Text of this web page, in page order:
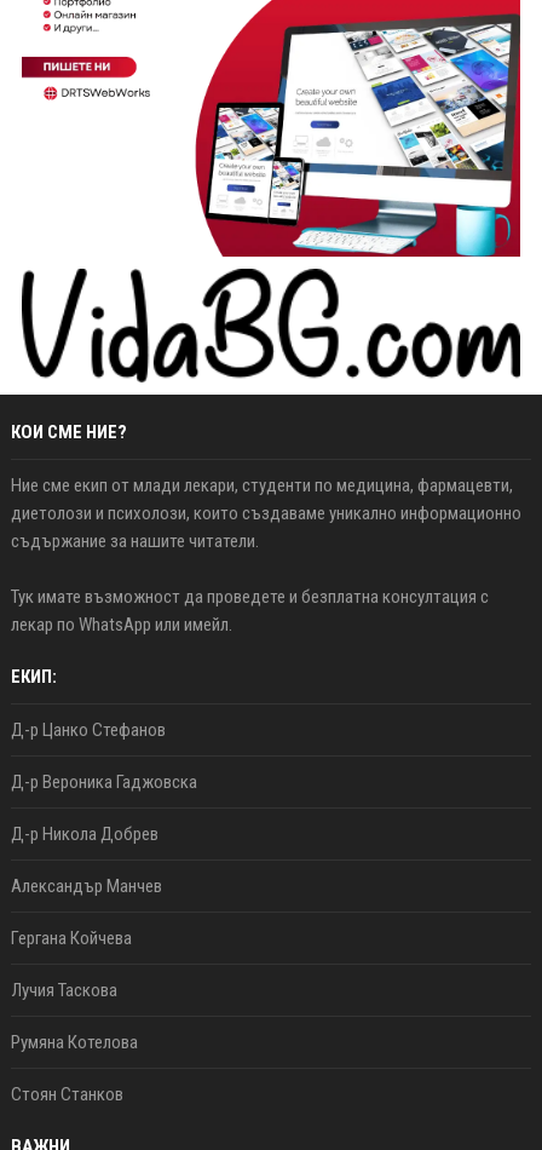
КОИ СМЕ НИЕ?
Ние сме екип от млади лекари, студенти по медицина, фармацевти,
диетолози и психолози, които създаваме уникално информационно
съдържание за нашите читатели.
Тук имате възможност да проведете и безплатна консултация с
лекар по WhatsApp или имейл.
ЕКИП:
Д-р Цанко Стефанов
Д-р Вероника Гаджовска
Д-р Никола Добрев
Александър Манчев
Гергана Койчева
Лучия Таскова
Румяна Котелова
Стоян Станков